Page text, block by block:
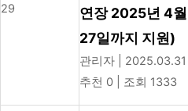
29
연장 2025년 4월
27일까지 지원)
관리자 2025.03.31
추천 0
조회 1333